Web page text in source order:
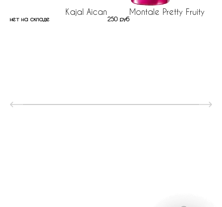
Kajal Äican
нет на складе
Montale Pretty Fruity
250 руб